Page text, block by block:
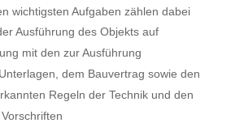
wichtigsten Aufgaben zählen dabei
Ausführung des Objekts auf
mit den zur Ausführung
dem Bauvertrag sowie den
Regeln der Technik und den